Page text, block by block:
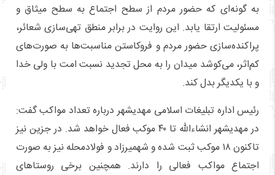
به گونه‌ای که حضور مردم از سطح اجتماع به سطح میثاق و
مسئولیت ارتقا یابد. این روایت در برابر منطق تهی‌سازی شعائر،
پراکنده‌سازی حضور مردم و فروکاستن مناسبت‌ها به صورت‌های
کم‌اثر، می‌کوشد میدان را به محل تجدید نسبت امت با ولی خدا
و با یکدیگر بدل کند.
رئیس اداره تبلیغات اسلامی مهدیشهر درباره تعداد مواکب گفت:
در مهدیشهر انشاءالله تا ۴۰ موکب فعال خواهد شد. در جزین نیز
تاکنون ۱۸ موکب ثبت شده و شهمیرزاد و فولادمحله نیز به صورت
اجتماع مواکب فعالی را دارند. همچنین برخی روستاهای